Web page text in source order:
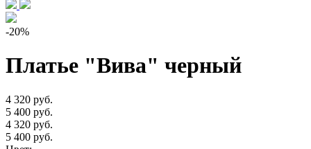
-20%
Платье "Вива" черный
4 320 руб.
5 400 руб.
4 320 руб.
5 400 руб.